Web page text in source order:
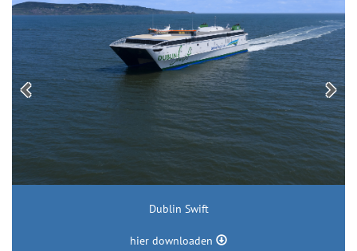
Dublin Swift
hier downloaden